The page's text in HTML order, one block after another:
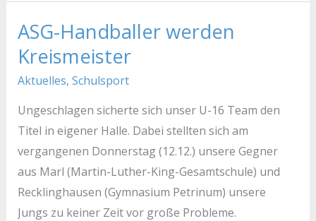
ASG-Handballer werden
Kreismeister
Aktuelles, Schulsport
Ungeschlagen sicherte sich unser U-16 Team den
Titel in eigener Halle. Dabei stellten sich am
vergangenen Donnerstag (12.12.) unsere Gegner
aus Marl (Martin-Luther-King-Gesamtschule) und
Recklinghausen (Gymnasium Petrinum) unsere
Jungs zu keiner Zeit vor große Probleme.
ASG-
Handballer
Kreismeister